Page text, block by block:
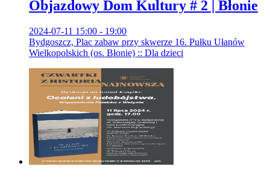
Objazdowy Dom Kultury # 2 | Błonie
2024-07-11 15:00 - 19:00
Bydgoszcz, Plac zabaw przy skwerze 16. Pułku Ułanów
Wielkopolskich (os. Błonie) :: Dla dzieci